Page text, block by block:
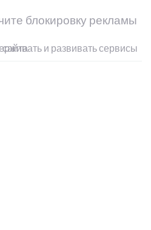
блокировку рекламы
Реклама помогает поддерживать и развивать сервисы сайта